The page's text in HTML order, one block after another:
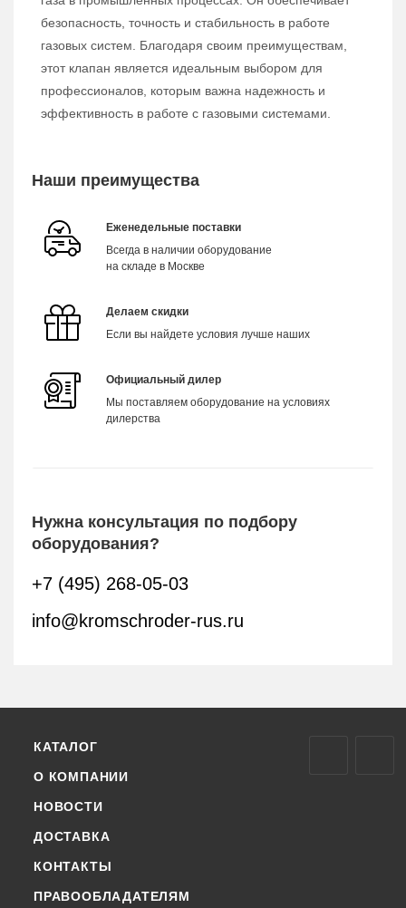
безопасность, точность и стабильность в работе
газовых систем. Благодаря своим преимуществам,
этот клапан является идеальным выбором для
профессионалов, которым важна надежность и
эффективность в работе с газовыми системами.
Наши преимущества
Еженедельные поставки
Всегда в наличии оборудование
на складе в Москве
Делаем скидки
Если вы найдете условия лучше наших
Официальный дилер
Мы поставляем оборудование на условиях
дилерства
Нужна консультация по подбору
оборудования?
+7 (495) 268-05-03
info@kromschroder-rus.ru
КАТАЛОГ
О КОМПАНИИ
НОВОСТИ
ДОСТАВКА
КОНТАКТЫ
ПРАВООБЛАДАТЕЛЯМ